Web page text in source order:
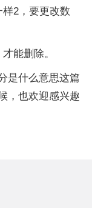
2，要更改数
能删除。
是什么意思这篇
，也欢迎感兴趣